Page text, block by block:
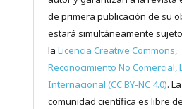
de primera publicación de su
estará simultáneamente
laLicencia Creative Commons,
Reconocimiento No Comercial,
Internacional (CC BY-NC 4.0). La
comunidad científica es libre